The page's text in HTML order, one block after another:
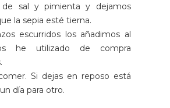
de sal y pimienta y dejamos
la sepia esté tierna.
escurridos los añadimos al
he utilizado de compra
Si dejas en reposo está
día para otro.